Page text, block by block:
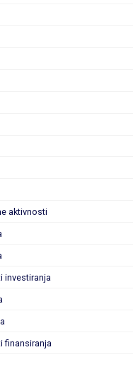
aktivnosti
investiranja
finansiranja